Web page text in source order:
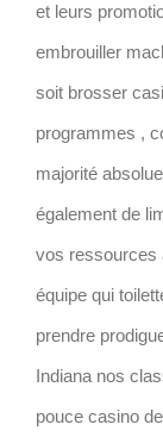
et leurs
embrouiller
soit brosser
programmes ,
majorité
également de
vos ressources
équipe qui
prendre
Indiana nos
pouce casino